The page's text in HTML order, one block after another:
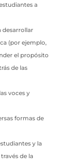
a
desarrollar
(por ejemplo,
el propósito
de las
voces y
formas de
y la
de la